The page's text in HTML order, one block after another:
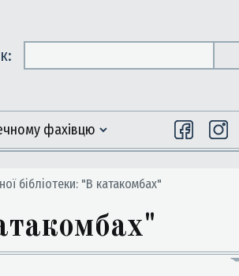
фахiвцю
бібліотеки: "В катакомбах"